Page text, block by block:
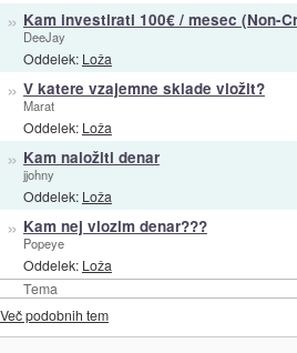
Tema
» Kam investirati 100€ / mesec (Non-
DeeJay
Oddelek: Loža
» V katere vzajemne sklade vložit?
Marat
Oddelek: Loža
» Kam naložiti denar
jjohny
Oddelek: Loža
» Kam nej vlozim denar???
Popeye
Oddelek: Loža
Več podobnih tem